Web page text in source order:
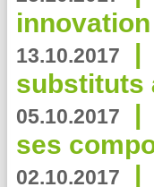
13.10.2017 |
substituts
05.10.2017 |
ses
02.10.2017 |